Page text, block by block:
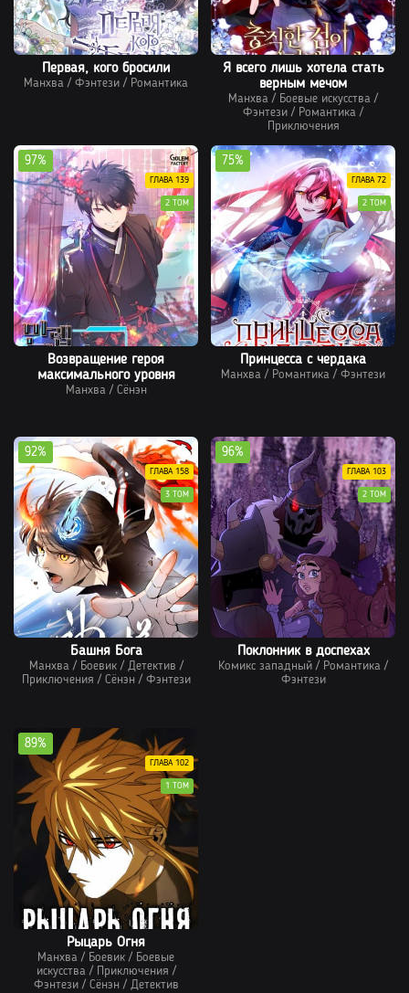
Первая, кого бросили
Манхва / Фэнтези / Романтика
Я всего лишь хотела стать
верным мечом
Манхва / Боевые искусства /
Фэнтези / Романтика /
Приключения
Возвращение героя
максимального уровня
Манхва/ Сёнэн
97%
ГЛАВА 139
2 ТОМ
Принцесса с чердака
Манхва / Романтика / Фэнтези
75%
ГЛАВА 72
2 ТОМ
Башня Бога
Манхва/ Боевик/ Детектив /
Приключения / Сёнэн / Фэнтези
92%
ГЛАВА 158
3 ТОМ
Поклонник в доспехах
Комикс западный / Романтика /
Фэнтези
96%
ГЛАВА 103
2 ТОМ
Рыцарь Огня
Манхва / Боевик / Боевые
искусства/ Приключения /
Фэнтези/ Сёнэн / Детектив
89%
ГЛАВА 102
1 ТОМ